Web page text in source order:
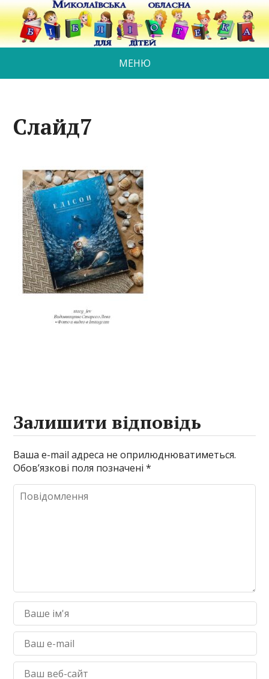
МЕНЮ
Слайд7
Залишити відповідь
Ваша e-mail адреса не оприлюднюватиметься.
Обов’язкові поля позначені*